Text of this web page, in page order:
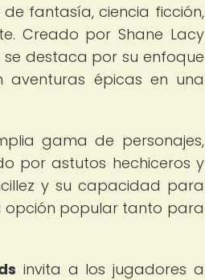
fantasía, ciencia ficción,
Creado por Shane Lacy
se destaca por su enfoque
aventuras épicas en una
gama de personajes,
por astutos hechiceros y
y su capacidad para
opción popular tanto para
invita a los jugadores a